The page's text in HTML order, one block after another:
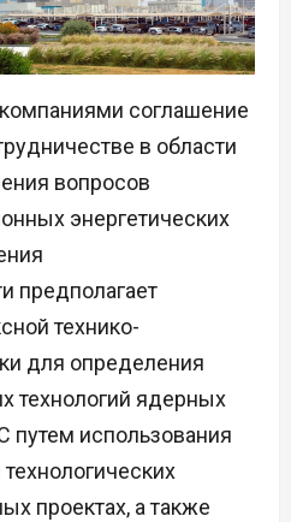
соглашение
в области
вопросов
энергетических
предполагает
технико-
для определения
технологий ядерных
путем использования
проектах, а также